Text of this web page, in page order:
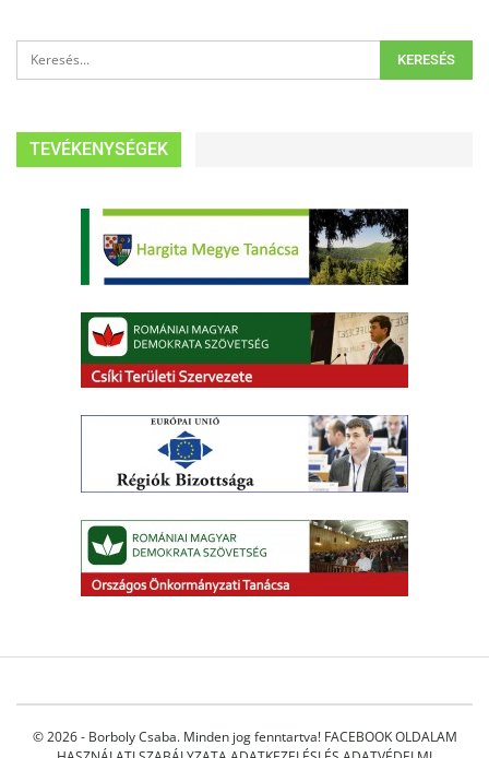
TEVÉKENYSÉGEK
© 2026 - Borboly Csaba. Minden jog fenntartva! FACEBOOK OLDALAM